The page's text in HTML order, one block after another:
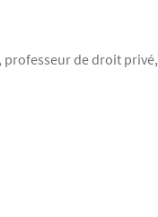
, professeur de droit privé,